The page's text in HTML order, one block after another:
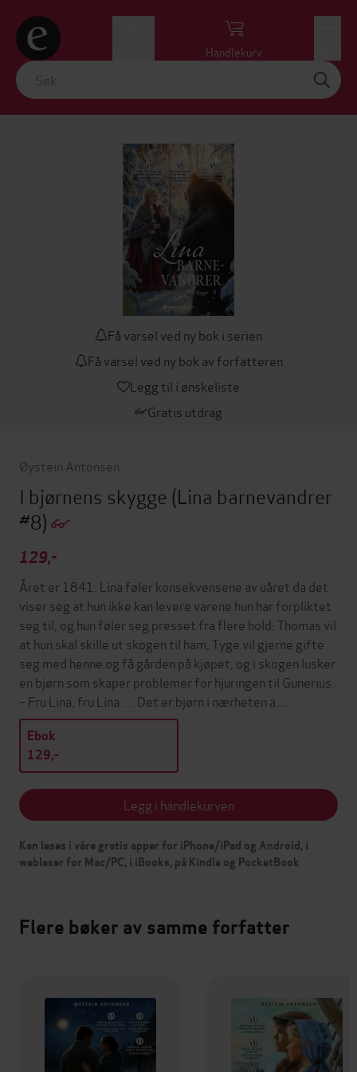
Handlekurv
Få varsel ved ny bok i serien
Få varsel ved ny bok av forfatteren
Legg til i ønskeliste
Gratis utdrag
Øystein Antonsen
I bjørnens skygge (Lina barnevandrer
#8)
129,-
Året er 1841. Lina føler konsekvensene av uåret da det
viser seg at hun ikke kan levere varene hun har forpliktet
seg til, og hun føler seg presset fra flere hold: Thomas vil
at hun skal skille ut skogen til ham, Tyge vil gjerne gifte
seg med henne og få gården på kjøpet, og i skogen lusker
en bjørn som skaper problemer for hjuringen til Gunerius.
– Fru Lina, fru Lina … Det er bjørn i nærheten a…
Ebok
129,-
Legg i handlekurven
Kan leses i våre gratis apper for iPhone/iPad og Android, i
webleser for Mac/PC, i iBooks, på Kindle og PocketBook
Flere bøker av samme forfatter